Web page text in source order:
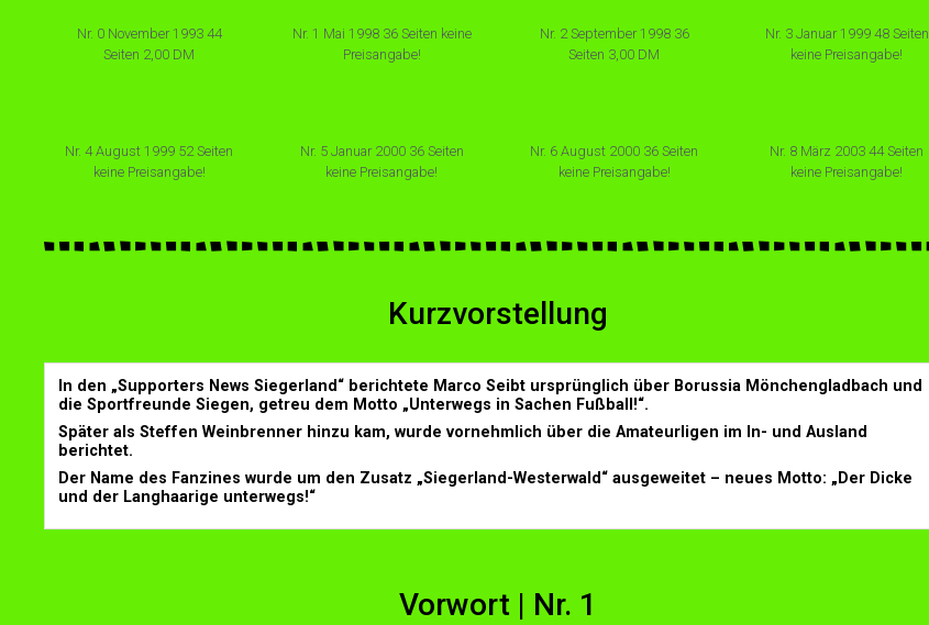
Nr. 0 November 1993 44
Seiten 2,00 DM
Nr. 1 Mai 1998 36 Seiten keine
Preisangabe!
Nr. 2 September 1998 36
Seiten 3,00 DM
Nr. 3 Januar 1999 48 Seiten
keine Preisangabe!
Nr. 4 August 1999 52 Seiten
keine Preisangabe!
Nr. 5 Januar 2000 36 Seiten
keine Preisangabe!
Nr. 6 August 2000 36 Seiten
keine Preisangabe!
Nr. 8 März 2003 44 Seiten
keine Preisangabe!
Kurzvorstellung
In den „Supporters News Siegerland“ berichtete Marco Seibt ursprünglich über Borussia Mönchengladbach und
die Sportfreunde Siegen, getreu dem Motto „Unterwegs in Sachen Fußball!“.
Später als Steffen Weinbrenner hinzu kam, wurde vornehmlich über die Amateurligen im In- und Ausland
berichtet.
Der Name des Fanzines wurde um den Zusatz „Siegerland-Westerwald“ ausgeweitet – neues Motto: „Der Dicke
und der Langhaarige unterwegs!“
Vorwort | Nr. 1